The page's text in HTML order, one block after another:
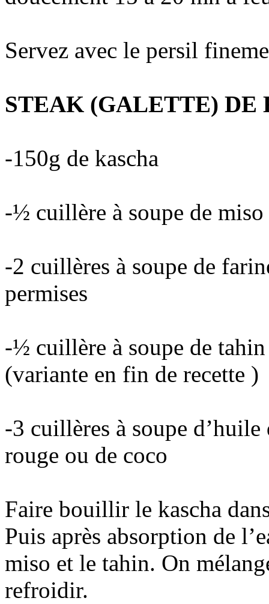
Servez avec le persil
STEAK (GALETTE) DE
-150g de kascha
-½ cuillère à soupe de
-2 cuillères à soupe de
permises
-½ cuillère à soupe de
(variante en fin de recette )
-3 cuillères à soupe
rouge ou de coco
Faire bouillir le kascha
Puis après absorption de
miso et le tahin. On
refroidir.